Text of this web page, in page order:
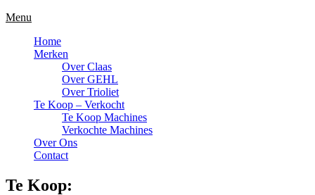
Menu
Home
Merken
Over Claas
Over GEHL
Over Trioliet
Te Koop – Verkocht
Te Koop Machines
Verkochte Machines
Over Ons
Contact
Te Koop: